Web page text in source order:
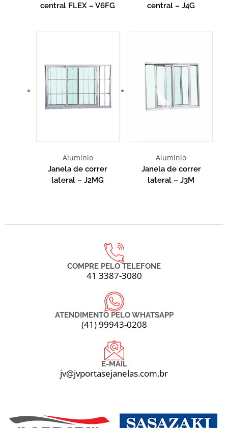
central FLEX – V6FG
central – J4G
Alumínio
Janela de correr
lateral – J2MG
Alumínio
Janela de correr
lateral – J3M
COMPRE PELO TELEFONE
41 3387-3080
ATENDIMENTO PELO WHATSAPP
(41) 99943-0208
E-MAIL
jv@jvportasejanelas.com.br